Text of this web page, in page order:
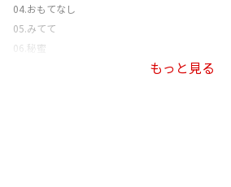
04.おもてなし
05.みてて
06.秘蜜
もっと見る